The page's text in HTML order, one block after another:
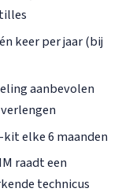
keer per jaar (bij
aanbevolen
elke 6 maanden
raadt een
technicus